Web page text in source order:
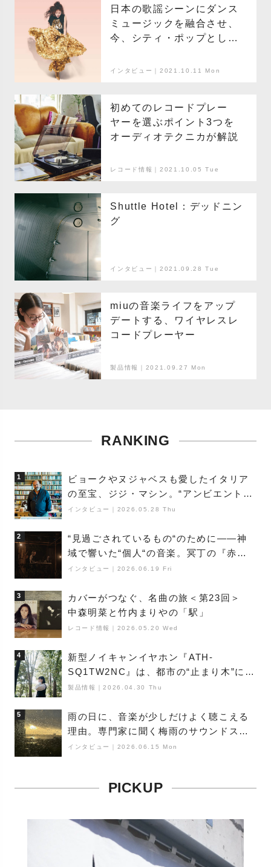
日本の歌謡シーンにダンス
ミュージックを融合させ、
今、シティ・ポップとして
着いたプロデュースの本質
インタビュー｜2021.10.11 Mon
初めてのレコードプレー
ヤーを選ぶポイント3つを
オーディオテクニカが解説
レコード情報｜2021.10.05 Tue
Shuttle Hotel：デッドニン
グ
インタビュー｜2021.09.28 Tue
miuの音楽ライフをアップ
デートする、ワイヤレスレ
コードプレーヤー
製品情報｜2021.09.27 Mon
RANKING
1
ビョークやヌジャベスも愛したイタリア
の至宝、ジジ・マシン。“アンビエントの
巨匠”が明かす創作の原点と、「動き」に
インタビュー 2026.05.28 Thu
2
“見過ごされているもの“のために――神
域で響いた“個人“の音楽。冥丁の『赤城
夜神楽』をレポート
インタビュー 2026.06.19 Fri
3
カバーがつなぐ、名曲の旅＜第23回＞
中森明菜と竹内まりやの「駅」
レコード情報 2026.05.20 Wed
4
新型ノイキャンイヤホン『ATH-
SQ1TW2NC』は、都市の“止まり木”にな
り得るーシンガーソングライター浮
製品情報 ｜2026.04.30 Thu
5
雨の日に、音楽が少しだけよく聴こえる
理由。専門家に聞く梅雨のサウンドス
ケープ
インタビュー 2026.06.15 Mon
PICKUP